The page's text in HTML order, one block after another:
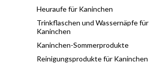
Heuraufe für Kaninchen
Trinkflaschen und Wassernäpfe für
Kaninchen
Kaninchen-Sommerprodukte
Reinigungsprodukte für Kaninchen